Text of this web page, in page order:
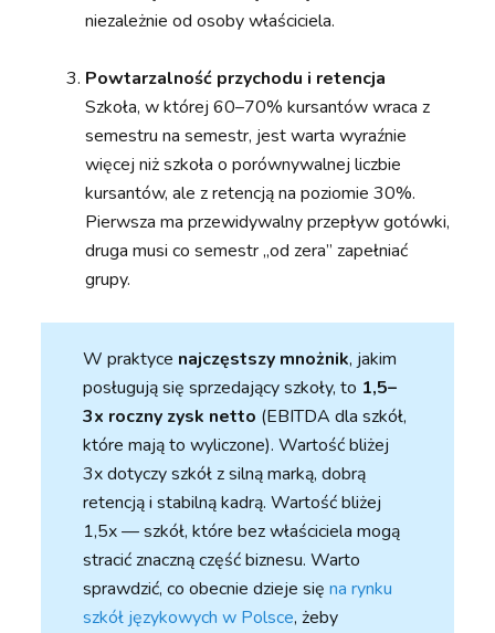
niezależnie od osoby właściciela.
Powtarzalność przychodu i retencja
Szkoła, w której 60–70% kursantów wraca z
semestru na semestr, jest warta wyraźnie
więcej niż szkoła o porównywalnej liczbie
kursantów, ale z retencją na poziomie 30%.
Pierwsza ma przewidywalny przepływ gotówki,
druga musi co semestr „od zera” zapełniać
grupy.
W praktyce najczęstszy mnożnik, jakim
posługują się sprzedający szkoły, to 1,5–
3x roczny zysk netto (EBITDA dla szkół,
które mają to wyliczone). Wartość bliżej
3x dotyczy szkół z silną marką, dobrą
retencją i stabilną kadrą. Wartość bliżej
1,5x — szkół, które bez właściciela mogą
stracić znaczną część biznesu. Warto
sprawdzić, co obecnie dzieje sięna rynku
szkół językowych w Polsce, żeby